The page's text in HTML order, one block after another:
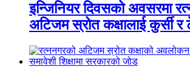
इन्जिनियर दिवसको अवसरमा
अटिजम स्रोत कक्षालाई कुर्सी